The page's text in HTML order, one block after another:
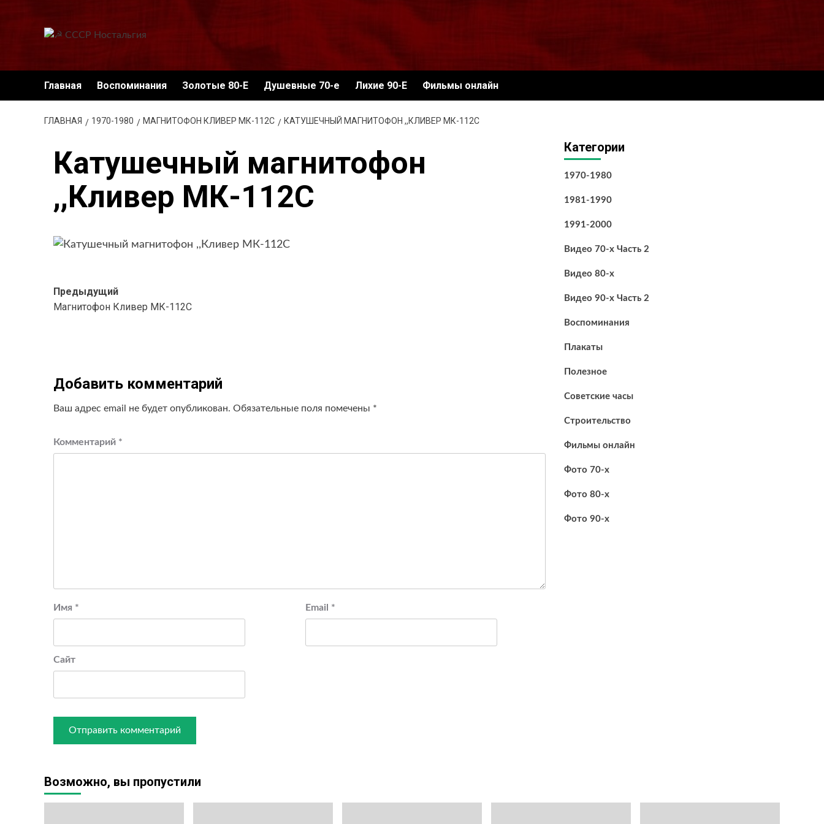
содержимому
Главная Воспоминания Золотые 80-Е Душевные 70-е Лихие 90-Е Фильмы онлайн
ГЛАВНАЯ 1970-1980 МАГНИТОФОН КЛИВЕР МК-112С КАТУШЕЧНЫЙ МАГНИТОФОН ,,КЛИВЕР МК-112С
Катушечный магнитофон
,,Кливер МК-112С
Навигация
записи
Предыдущий
Магнитофон Кливер МК-112С
Добавить комментарий
Ваш адрес email не будет опубликован. Обязательные поля помечены *
Комментарий *
Имя * Email *
Сайт
Категории
1970-1980
1981-1990
1991-2000
Видео 70-х Часть 2
Видео 80-х
Видео 90-х Часть 2
Воспоминания
Плакаты
Полезное
Советские часы
Строительство
Фильмы онлайн
Фото 70-х
Фото 80-х
Фото 90-х
Возможно, вы пропустили